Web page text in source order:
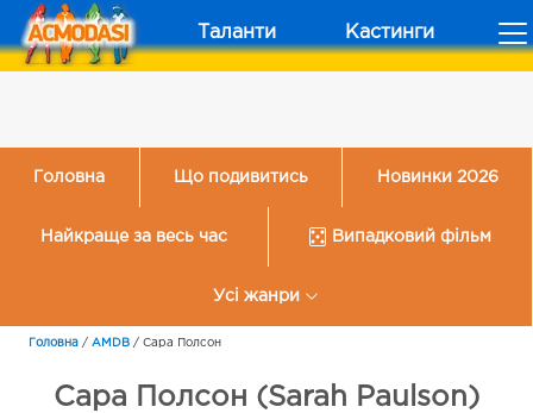
Таланти Кастинги
Головна Що подивитись Новинки 2026
Найкраще за весь час Випадковий фільм
Усі жанри
Головна / AMDB / Сара Полсон
Сара Полсон (Sarah Paulson)